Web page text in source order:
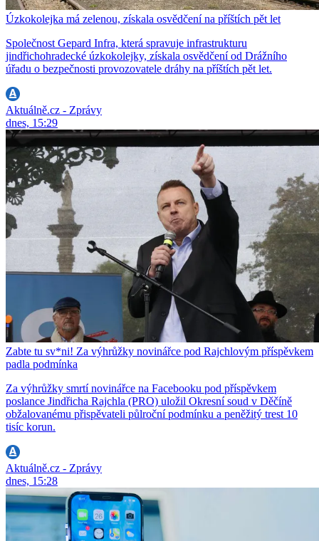
Úzkokolejka má zelenou, získala osvědčení na příštích pět let
Společnost Gepard Infra, která spravuje infrastrukturu
jindřichohradecké úzkokolejky, získala osvědčení od Drážního
úřadu o bezpečnosti provozovatele dráhy na příštích pět let.
Aktuálně.cz - Zprávy
dnes, 15:29
Zabte tu sv*ni! Za výhrůžky novinářce pod Rajchlovým příspěvkem
padla podmínka
Za výhrůžky smrtí novinářce na Facebooku pod příspěvkem
poslance Jindřicha Rajchla (PRO) uložil Okresní soud v Děčíně
obžalovanému přispěvateli půlroční podmínku a peněžitý trest 10
tisíc korun.
Aktuálně.cz - Zprávy
dnes, 15:28